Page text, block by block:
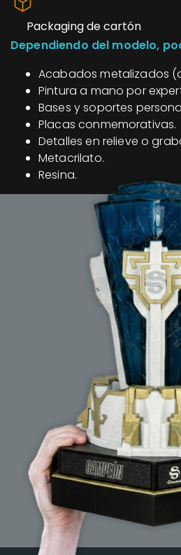
Packaging de cartón
Dependiendo del modelo,
Acabados metalizados
Pintura a mano por
Bases y soportes
Placas conmemorativas.
Detalles en relieve o
Metacrilato.
Resina.